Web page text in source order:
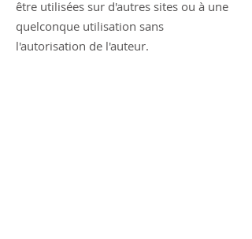
être utilisées sur d'autres sites ou à une
quelconque utilisation sans
l'autorisation de l'auteur.